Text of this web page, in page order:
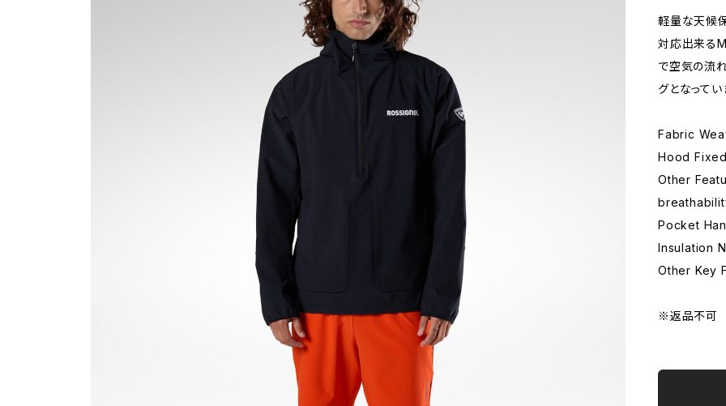
軽量な天候
対応出来る
で空気の流
グとなってい
Fabric
Hood
Other
Pocket
Insulation
Other Key
※返品不可